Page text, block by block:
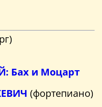
Бах и Моцарт
(фортепиано)